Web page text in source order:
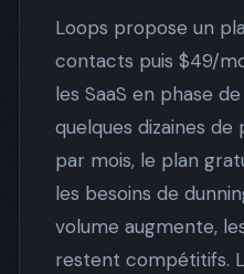
Loops propose un
contacts puis $49/
les SaaS en phase
quelques dizaines
par mois, le plan
les besoins de
volume augmente,
restent compétitifs.